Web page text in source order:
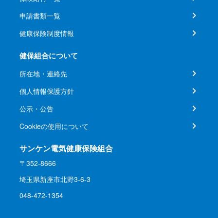
申請書類一覧
健康保険制度情報
健保組合について
所在地・連絡先
個人情報保護方針
公示・公告
Cookieの使用について
サンケン電気健康保険組合
〒352-8666
埼玉県新座市北野3-6-3
048-472-1354